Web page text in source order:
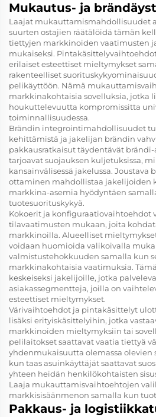
Mukautus- ja
Laajat mukauttamismahdollisuudet
suurten ostajien räätälöidä tämän
tiettyjen markkinoiden vaatimusten
mukaiseksi.
erilaiset esteettiset mieltymykset
rakenteelliset
pelikäyttöön. Nämä
markkinakohtaisia sovelluksia, jotka
houkuttelevuutta kompromissitta
toiminnallisuudessa.
Brändin integrointimahdollisuudet
kehittämistä ja jakelijan brändin
pakkausratkaisut täydentävät
tarjoavat suojauksen kuljetuksissa,
kansainvälisessä jakelussa. Joustava
ottaminen mahdollistaa jakelijoiden
markkina-asemia hyödyntäen
tuotesuorituskykyä.
Kokoerit ja konfiguraatiovaihtoehdot
tilavaatimusten mukaan, joita
markkinoilla. Alueelliset
voidaan huomioida valikoivalla
valmistustehokkuuden samalla kun
markkinakohtaisia vaatimuksia.
keskeiseksi jakelijoille, jotka
asiakassegmentteja, joilla on
esteettiset mieltymykset.
Värivaihtoehdot ja pintakäsittelyt
lisäksi erityiskäsittelyihin, jotka
markkinoiden mieltymyksiin tai
pelilaitokset saattavat vaatia tiettyä
yhdenmukaisuutta olemassa olevien
kun taas asuinkäyttäjät saattavat
yhteen heidän henkilökohtaisten
Laaja mukauttamisvaihtoehtojen
markkisisäänmenon samalla kun
Pakkaus- ja